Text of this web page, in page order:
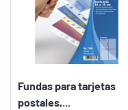
Fundas para tarjetas
postales,...